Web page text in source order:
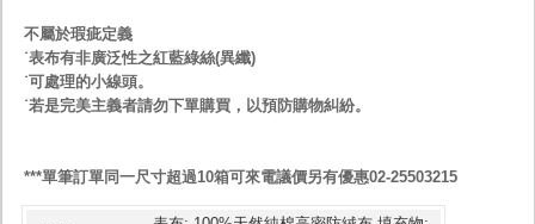
不屬於瑕疵定義
˙表布有非廣泛性之紅藍綠絲(異纖)
˙可處理的小線頭。
˙若是完美主義者請勿下單購買，以預防購物糾紛。
***單筆訂單同一尺寸超過10箱可來電議價另有優惠02-25503215